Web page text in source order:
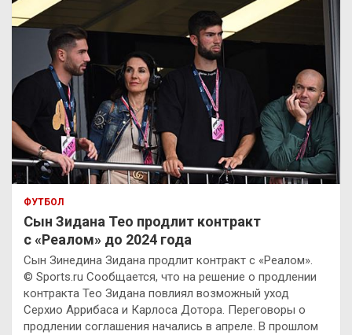
ФУТБОЛ
Сын Зидана Тео продлит контракт
с «Реалом» до 2024 года
Сын Зинедина Зидана продлит контракт с «Реалом».
© Sports.ru Сообщается, что на решение о продлении
контракта Тео Зидана повлиял возможный уход
Серхио Аррибаса и Карлоса Дотора. Переговоры о
продлении соглашения начались в апреле. В прошлом